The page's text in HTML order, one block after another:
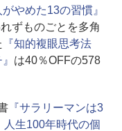
やめた13の習慣』
ずものごとを多角
『知的複眼思考法
は40％OFFの578
『サラリーマンは3
生100年時代の個